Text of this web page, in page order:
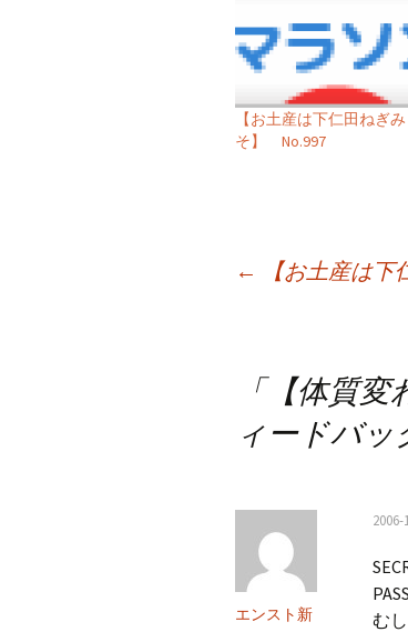
【お土産は下仁田ねぎみ
そ】 No.997
←
【お土産は
「【体質変
ィードバッ
エンスト新
2006-
む